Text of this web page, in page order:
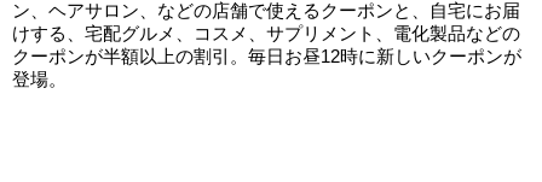
ン、ヘアサロン、などの店舗で使えるクーポンと、自宅にお届
けする、宅配グルメ、コスメ、サプリメント、電化製品などの
クーポンが半額以上の割引。毎日お昼12時に新しいクーポンが
登場。